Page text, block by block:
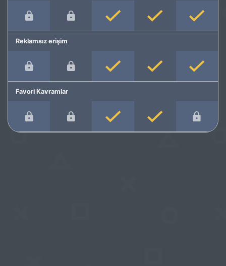
Reklamsız erişim
Favori Kavramlar